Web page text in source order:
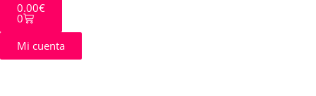
0.00€
0
Mi cuenta